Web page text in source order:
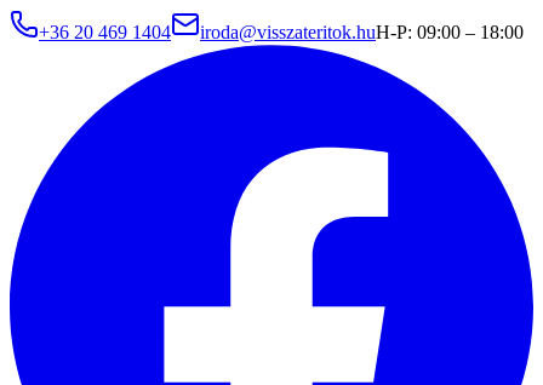
+36 20 469 1404 iroda@visszateritok.huH-P: 09:00 – 18:00